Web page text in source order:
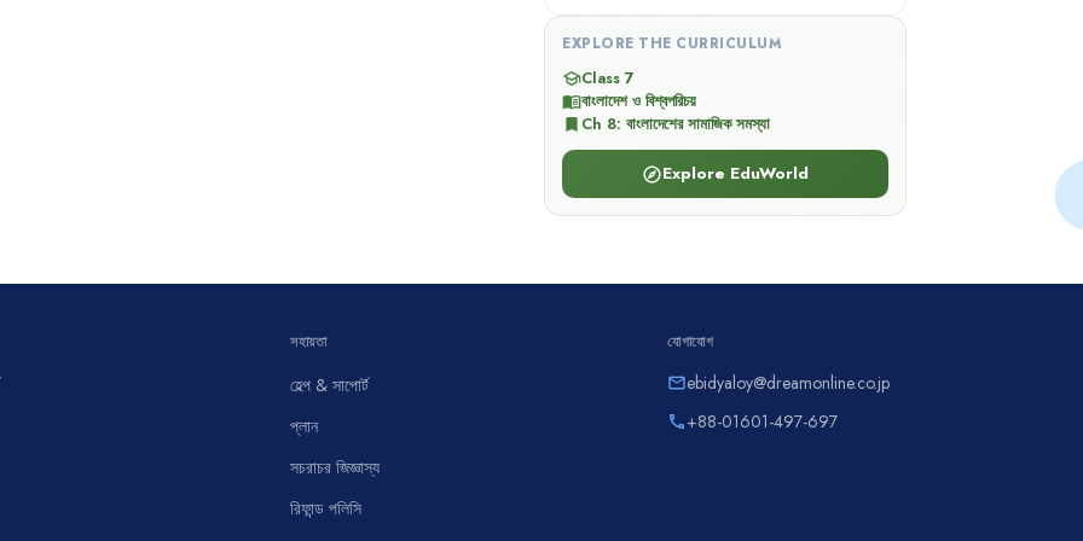
EXPLORE THE CURRICULUM
schoolClass 7
menu_bookবাংলাদেশ ও বিশ্বপরিচয়
bookmark Ch 8: বাংলাদেশের সামাজিক সমস্যা
exploreExplore EduWorld
সহায়তা
হেল্প & সাপোর্ট
প্লান
সচরাচর জিজ্ঞাস্য
রিফান্ড পলিসি
যোগাযোগ
emailebidyaloy@dreamonline.co.jp
phone+88-01601-497-697